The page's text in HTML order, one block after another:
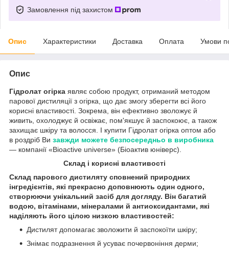
Замовлення під захистом
Опис Характеристики Доставка Оплата Умови
Опис
Гідролат огірка являє собою продукт, отриманий методом
парової дистиляції з огірка, що дає змогу зберегти всі його
корисні властивості. Зокрема, він ефективно зволожує й
живить, охолоджує й освіжає, пом'якшує й заспокоює, а також
захищає шкіру та волосся. І купити Гідролат огірка оптом або
в роздріб Ви завжди можете безпосередньо в виробника
— компанії «Bioactive universe» (Біоактив юніверс).
Склад і корисні властивості
Склад парового дистиляту сповнений природних
інгредієнтів, які прекрасно доповнюють один одного,
створюючи унікальний засіб для догляду. Він багатий
водою, вітамінами, мінералами й антиоксидантами, які
наділяють його цілою низкою властивостей:
Дистилят допомагає зволожити й заспокоїти шкіру;
Знімає подразнення й усуває почервоніння дерми;